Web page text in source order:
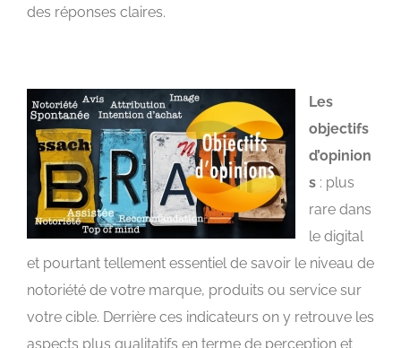
des réponses claires.
Les
objectifs
d’opinion
s : plus
rare dans
le digital
et pourtant tellement essentiel de savoir le niveau de
notoriété de votre marque, produits ou service sur
votre cible. Derrière ces indicateurs on y retrouve les
aspects plus qualitatifs en terme de perception et